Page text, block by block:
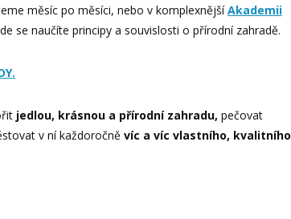
měsíc po měsíci, nebo v komplexnějšíAkademii
se naučíte principy a souvislosti o přírodní zahradě.
jedlou, krásnou a přírodní zahradu, pečovat
v ní každoročně víc a víc vlastního, kvalitního